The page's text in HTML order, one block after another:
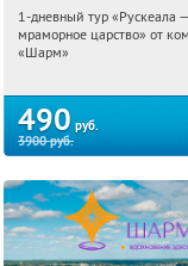
00:52:11
Достоевская
1-дневный тур «Рускеала —
мраморное царство» от
«Шарм»
490 руб.
3900руб.